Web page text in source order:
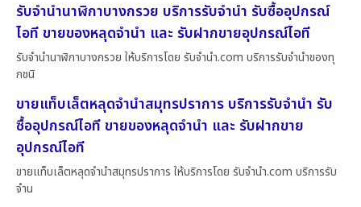
รับจำนำนาฬิกาบางกรวย บริการรับจำนำ รับซื้ออุปกรณ์
ไอที ขายของหลุดจำนำ และ รับฝากขายอุปกรณ์ไอที
รับจำนำนาฬิกาบางกรวย ให้บริการโดย รับจํานํา.com บริการรับจำนำของทุ
กชนิ
ขายแท็บเล็ตหลุดจำนำสมุทรปราการ บริการรับจำนำ รับ
ซื้ออุปกรณ์ไอที ขายของหลุดจำนำ และ รับฝากขาย
อุปกรณ์ไอที
ขายแท็บเล็ตหลุดจำนำสมุทรปราการ ให้บริการโดย รับจํานํา.com บริการรับ
จำน